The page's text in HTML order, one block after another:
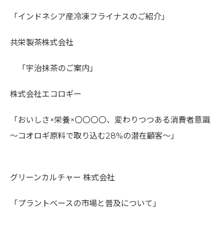
「インドネシア産冷凍フライナスのご紹介」
共栄製茶株式会社
「宇治抹茶のご案内」
株式会社エコロギー
「おいしさ×栄養×〇〇〇〇、変わりつつある消費者意識
〜コオロギ原料で取り込む28%の潜在顧客〜」
グリーンカルチャー 株式会社
「プラントベースの市場と普及について」